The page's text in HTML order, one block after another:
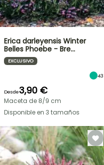
Erica darleyensis Winter
Belles Phoebe - Bre…
EXCLUSIVO
43
Desde3,90 €
Maceta de 8/9 cm
Disponible en 3 tamaños